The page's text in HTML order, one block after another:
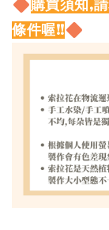
購買須知,
條件喔!!